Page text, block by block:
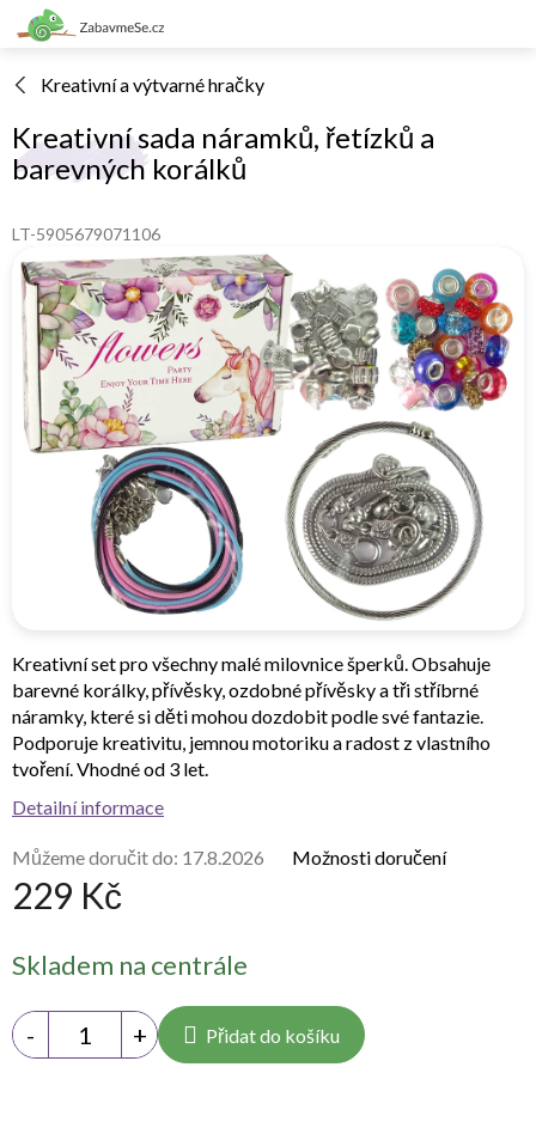
Přejít
na
Kreativní a výtvarné hračky
Kreativní sada náramků, řetízků a
barevných korálků
LT-5905679071106
229 Kč
cena:
Skladem na centrále
Můžeme doručit do: 17.8.2026 Možnosti doručení
Přidat do košíku
Kreativní set pro všechny malé milovnice šperků. Obsahuje
barevné korálky, přívěsky, ozdobné přívěsky a tři stříbrné
náramky, které si děti mohou dozdobit podle své fantazie.
Podporuje kreativitu, jemnou motoriku a radost z vlastního
tvoření. Vhodné od 3 let.
Detailní informace